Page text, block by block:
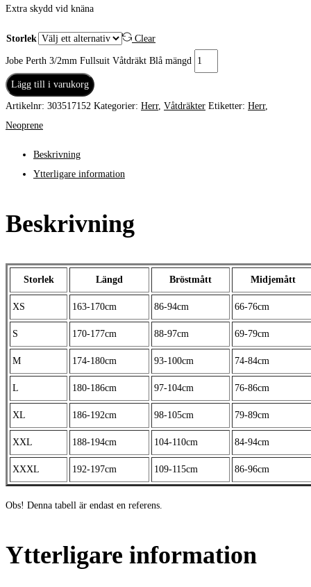
Extra skydd vid knäna
Storlek Clear
Jobe Perth 3/2mm Fullsuit Våtdräkt Blå mängd
Lägg till i varukorg
Artikelnr: 303517152 Kategorier: Herr, Våtdräkter Etiketter: Herr,
Neoprene
Beskrivning
Ytterligare information
Beskrivning
Storlek Längd Bröstmått Midjemått
XS 163-170cm 86-94cm 66-76cm
S 170-177cm 88-97cm 69-79cm
M 174-180cm 93-100cm 74-84cm
L 180-186cm 97-104cm 76-86cm
XL 186-192cm 98-105cm 79-89cm
XXL 188-194cm 104-110cm 84-94cm
XXXL 192-197cm 109-115cm 86-96cm
Obs! Denna tabell är endast en referens.
Ytterligare information